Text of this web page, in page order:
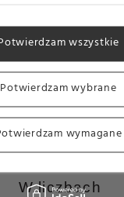
W liczbach
Potwierdzam wybrane
wymagane
wszystkie